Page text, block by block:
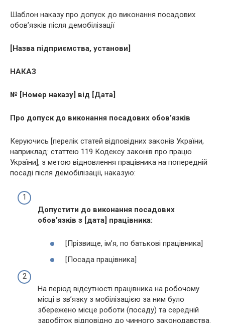
Шаблон наказу про допуск до виконання посадових
обов’язків після демобілізації
[Назва підприємства, установи]
НАКАЗ
№ [Номер наказу] від [Дата]
Про допуск до виконання посадових обов’язків
Керуючись [перелік статей відповідних законів України,
наприклад: статтею 119 Кодексу законів про працю
України], з метою відновлення працівника на попередній
посаді після демобілізації, наказую:
Допустити до виконання посадових
обов’язків з [дата] працівника:
[Прізвище, ім’я, по батькові працівника]
[Посада працівника]
На період відсутності працівника на робочому
місці в зв’язку з мобілізацією за ним було
збережено місце роботи (посаду) та середній
заробіток відповідно до чинного законодавства.